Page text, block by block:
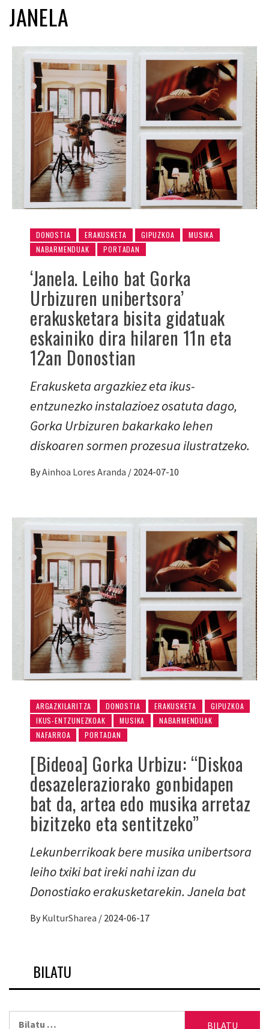
JANELA
DONOSTIA ERAKUSKETA GIPUZKOA
MUSIKA
NABARMENDUAK
PORTADAN
‘Janela. Leiho bat Gorka
Urbizuren unibertsora’
erakusketara bisita gidatuak
eskainiko dira hilaren 11n eta
12an Donostian
Erakusketa argazkiez eta ikus-
entzunezko instalazioez osatuta dago,
Gorka Urbizuren bakarkako lehen
diskoaren sormen prozesua ilustratzeko.
ByAinhoa Lores Aranda / 2024-07-10
ARGAZKILARITZA DONOSTIA ERAKUSKETA
GIPUZKOA
IKUS-ENTZUNEZKOAK
MUSIKA
NABARMENDUAK
NAFARROA
PORTADAN
[Bideoa] Gorka Urbizu: “Diskoa
desazeleraziorako gonbidapen
bat da, artea edo musika arretaz
bizitzeko eta sentitzeko”
Lekunberrikoak bere musika unibertsora
leiho txiki bat ireki nahi izan du
Donostiako erakusketarekin. Janela bat
By KulturSharea / 2024-06-17
BILATU